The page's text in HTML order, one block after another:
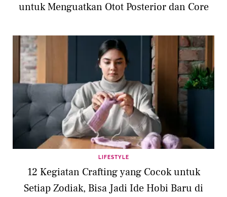
untuk Menguatkan Otot Posterior dan Core
LIFESTYLE
12 Kegiatan Crafting yang Cocok untuk
Setiap Zodiak, Bisa Jadi Ide Hobi Baru di